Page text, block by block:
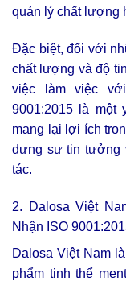
quản lý chất lượng
Đặc biệt, đối với
chất lượng và độ
việc làm việc
9001:2015 là một
mang lại lợi ích
dựng sự tin tưởng
tác.
2. Dalosa Việt
Nhận ISO
Dalosa Việt Nam
phẩm tinh thể